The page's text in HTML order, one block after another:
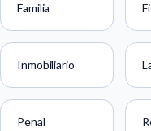
Familia
Inmobiliario
Penal